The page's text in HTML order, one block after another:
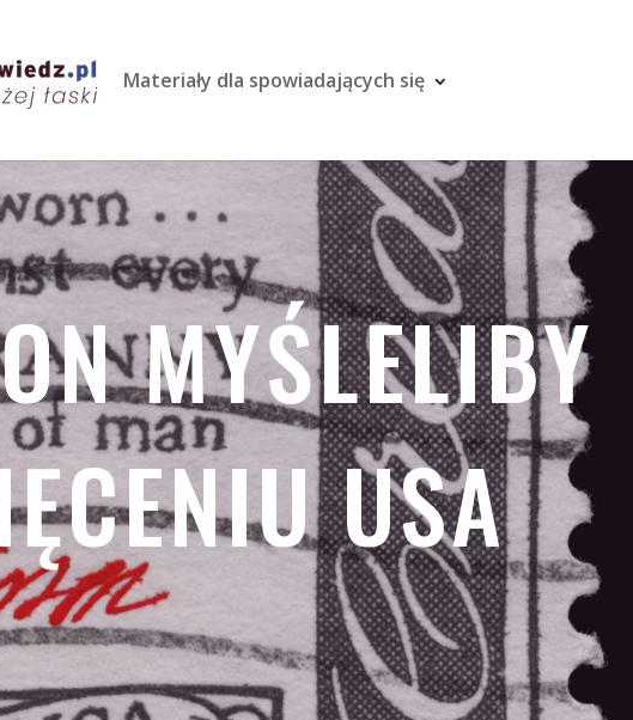
Materiały dla spowiadających się
MYŚLELIBY
USA